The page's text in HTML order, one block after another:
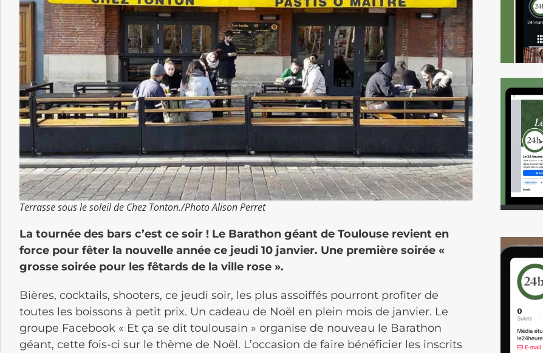
Terrasse sous le soleil de Chez Tonton./Photo Alison Perret
La tournée des bars c’est ce soir ! Le Barathon géant de Toulouse revient en
force pour fêter la nouvelle année ce jeudi 10 janvier. Une première soirée «
grosse soirée pour les fêtards de la ville rose ».
Bières, cocktails, shooters, ce jeudi soir, les plus assoiffés pourront profiter de
toutes les boissons à petit prix. Un cadeau de Noël en plein mois de janvier. Le
groupe Facebook « Et ça se dit toulousain » organise de nouveau le Barathon
géant, cette fois-ci sur le thème de Noël. L’occasion de faire bénéficier les inscrits